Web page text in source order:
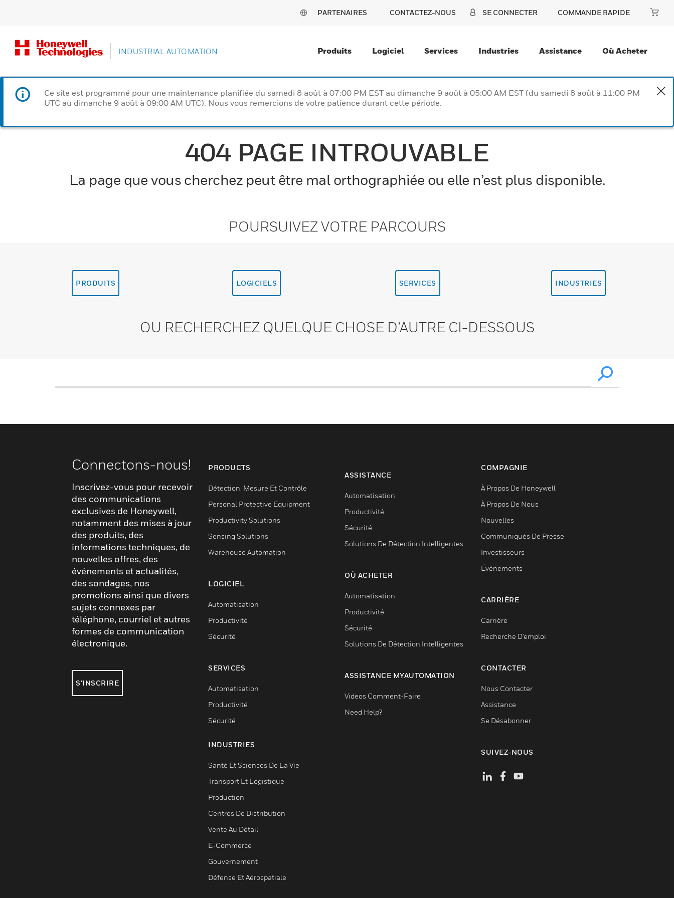
PARTENAIRES CONTACTEZ-NOUS SE CONNECTER COMMANDE RAPIDE
INDUSTRIAL AUTOMATION Produits Logiciel Services Industries Assistance Où Acheter
Ce site est programmé pour une maintenance planifiée du samedi 8 août à 07:00 PM EST au dimanche 9 août à 05:00 AM EST (du samedi 8 août à 11:00 PM
UTC au dimanche 9 août à 09:00 AM UTC). Nous vous remercions de votre patience durant cette période.
404 PAGE INTROUVABLE
La page que vous cherchez peut être mal orthographiée ou elle n’est plus disponible.
POURSUIVEZ VOTRE PARCOURS
PRODUITS LOGICIELS SERVICES INDUSTRIES
OU RECHERCHEZ QUELQUE CHOSE D’AUTRE CI-DESSOUS
Connectons-nous!
Inscrivez-vous pour recevoir
des communications
exclusives de Honeywell,
notamment des mises à jour
des produits, des
informations techniques, de
nouvelles offres, des
événements et actualités,
des sondages, nos
promotions ainsi que divers
sujets connexes par
téléphone, courriel et autres
formes de communication
électronique.
S'INSCRIRE
PRODUCTS
Détection, Mesure Et Contrôle
Personal Protective Equipment
Productivity Solutions
Sensing Solutions
Warehouse Automation
LOGICIEL
Automatisation
Productivité
Sécurité
SERVICES
Automatisation
Productivité
Sécurité
INDUSTRIES
Santé Et Sciences De La Vie
Transport Et Logistique
Production
Centres De Distribution
Vente Au Détail
E-Commerce
Gouvernement
Défense Et Aérospatiale
ASSISTANCE
Automatisation
Productivité
Sécurité
Solutions De Détection Intelligentes
OÙ ACHETER
Automatisation
Productivité
Sécurité
Solutions De Détection Intelligentes
ASSISTANCE MYAUTOMATION
Videos Comment-Faire
Need Help?
COMPAGNIE
À Propos De Honeywell
À Propos De Nous
Nouvelles
Communiqués De Presse
Investisseurs
Événements
CARRIÈRE
Carrière
Recherche D'emploi
CONTACTER
Nous Contacter
Assistance
Se Désabonner
SUIVEZ-NOUS